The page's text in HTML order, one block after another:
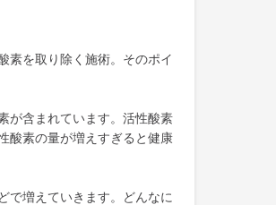
素を取り除く施術。そのポイ
が含まれています。活性酸素
酸素の量が増えすぎると健康
で増えていきます。どんなに